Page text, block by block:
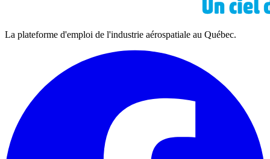
La plateforme d'emploi de l'industrie aérospatiale au Québec.